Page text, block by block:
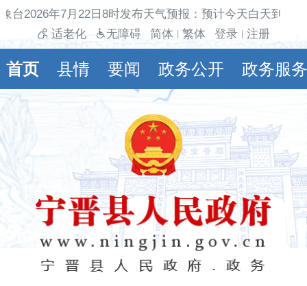
台2026年7月22日8时发布天气预报：预计今天白天到夜
适老化
无障碍 简体 繁体 登录 注册
首页 县情 要闻 政务公开 政务服务